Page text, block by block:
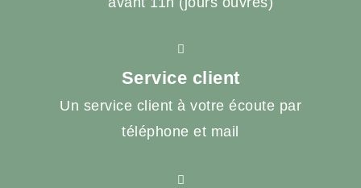
Service client
Un service client à votre écoute par
téléphone et mail